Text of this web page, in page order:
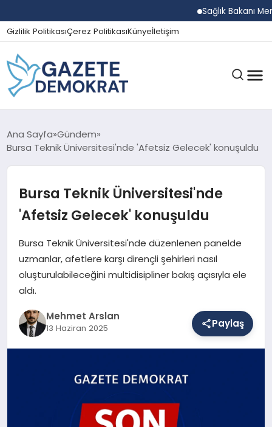
Sağlık Bakanı
Gizlilik PolitikasıÇerez PolitikasıKünyeİletişim
GÜNDEM
SPOR
SAĞLIK
Ana Sayfa Gündem
Bursa Teknik Üniversitesi'nde 'Afetsiz Gelecek' konuşuldu
Bursa Teknik Üniversitesi'nde
'Afetsiz Gelecek' konuşuldu
Bursa Teknik Üniversitesi'nde düzenlenen panelde
uzmanlar, afetlere karşı dirençli şehirleri nasıl
oluşturulabileceğini multidisipliner bakış açısıyla ele
aldı.
Mehmet Arslan
13 Haziran 2025 Paylaş